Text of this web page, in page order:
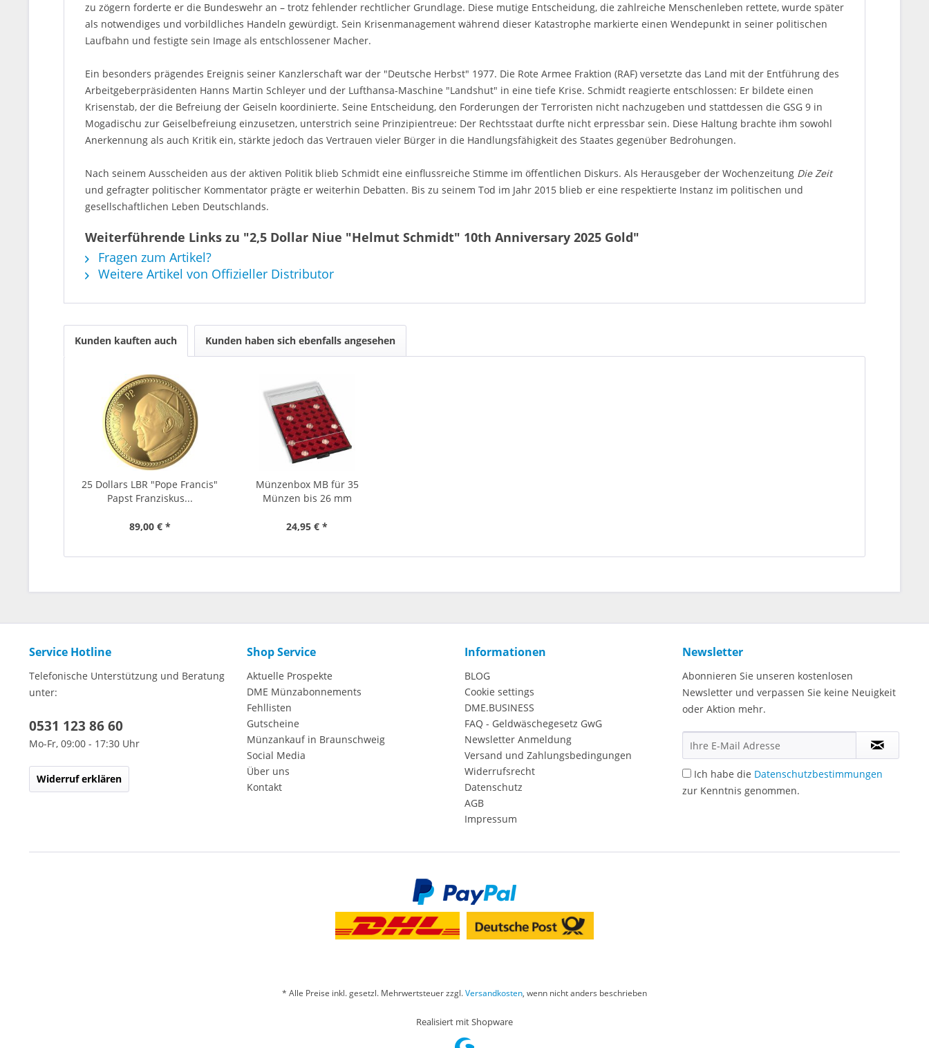
zu zögern forderte er die Bundeswehr an – trotz fehlender rechtlicher Grundlage. Diese mutige Entscheidung, die zahlreiche Menschenleben rettete, wurde später
als notwendiges und vorbildliches Handeln gewürdigt. Sein Krisenmanagement während dieser Katastrophe markierte einen Wendepunkt in seiner politischen
Laufbahn und festigte sein Image als entschlossener Macher.
Ein besonders prägendes Ereignis seiner Kanzlerschaft war der "Deutsche Herbst" 1977. Die Rote Armee Fraktion (RAF) versetzte das Land mit der Entführung des
Arbeitgeberpräsidenten Hanns Martin Schleyer und der Lufthansa-Maschine "Landshut" in eine tiefe Krise. Schmidt reagierte entschlossen: Er bildete einen
Krisenstab, der die Befreiung der Geiseln koordinierte. Seine Entscheidung, den Forderungen der Terroristen nicht nachzugeben und stattdessen die GSG 9 in
Mogadischu zur Geiselbefreiung einzusetzen, unterstrich seine Prinzipientreue: Der Rechtsstaat durfte nicht erpressbar sein. Diese Haltung brachte ihm sowohl
Anerkennung als auch Kritik ein, stärkte jedoch das Vertrauen vieler Bürger in die Handlungsfähigkeit des Staates gegenüber Bedrohungen.
Nach seinem Ausscheiden aus der aktiven Politik blieb Schmidt eine einflussreiche Stimme im öffentlichen Diskurs. Als Herausgeber der Wochenzeitung Die Zeit
und gefragter politischer Kommentator prägte er weiterhin Debatten. Bis zu seinem Tod im Jahr 2015 blieb er eine respektierte Instanz im politischen und
gesellschaftlichen Leben Deutschlands.
Weiterführende Links zu "2,5 Dollar Niue "Helmut Schmidt" 10th Anniversary 2025 Gold"
Fragen zum Artikel?
Weitere Artikel von Offizieller Distributor
Kunden kauften auch Kunden haben sich ebenfalls angesehen
25 Dollars LBR "Pope Francis"
Papst Franziskus...
89,00 € *
Münzenbox MB für 35
Münzen bis 26 mm
24,95 € *
Service Hotline
Telefonische Unterstützung und Beratung
unter:
0531 123 86 60
Mo-Fr, 09:00 - 17:30 Uhr
Widerruf erklären
Shop Service
Aktuelle Prospekte
DME Münzabonnements
Fehllisten
Gutscheine
Münzankauf in Braunschweig
Social Media
Über uns
Kontakt
Informationen
BLOG
Cookie settings
DME.BUSINESS
FAQ - Geldwäschegesetz GwG
Newsletter Anmeldung
Versand und Zahlungsbedingungen
Widerrufsrecht
Datenschutz
AGB
Impressum
Newsletter
Abonnieren Sie unseren kostenlosen
Newsletter und verpassen Sie keine Neuigkeit
oder Aktion mehr.
Ich habe die Datenschutzbestimmungen
zur Kenntnis genommen.
* Alle Preise inkl. gesetzl. Mehrwertsteuer zzgl.Versandkosten, wenn nicht anders beschrieben
Realisiert mit Shopware